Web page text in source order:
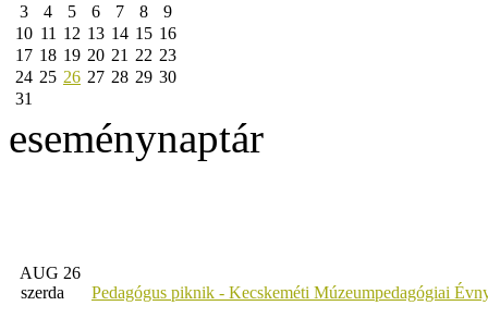
3
4 5 6 7 8
9
10 11 12 13 14 15 16
17 18 19 20 21 22 23
24 25 26 27 28 29 30
31
eseménynaptár
AUG 26
szerda
Pedagógus piknik - Kecskeméti Múzeumpedagógiai